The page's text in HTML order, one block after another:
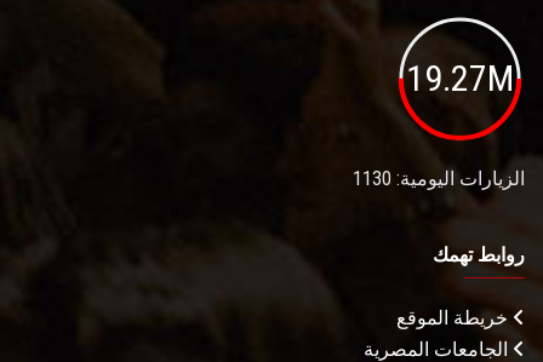
19.27M
الزيارات اليومية: 1130
روابط تهمك
خريطة الموقع
الجامعات المصرية